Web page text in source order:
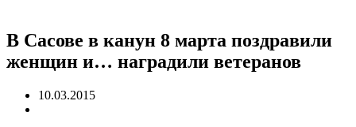
В Сасове в канун 8 марта поздравили
женщин и… наградили ветеранов
10.03.2015